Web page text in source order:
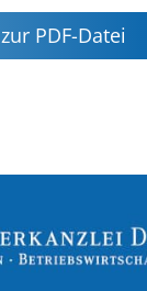
zur PDF-Datei